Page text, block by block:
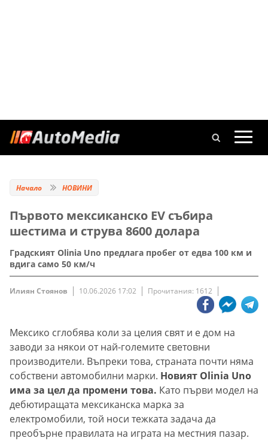
Начало НОВИНИ
Първото мексиканско EV събира
шестима и струва 8600 долара
Градският Olinia Uno предлага пробег от едва 100 км и
вдига само 50 км/ч
Илиян Стоянов 10.06.2026 17:02 Прочитания: 1612
Мексико сглобява коли за целия свят и е дом на
заводи за някои от най-големите световни
производители. Въпреки това, страната почти няма
собствени автомобилни марки. Новият Olinia Uno
има за цел да промени това. Като първи модел на
дебютиращата мексиканска марка за
електромобили, той носи тежката задача да
преобърне правилата на играта на местния пазар.